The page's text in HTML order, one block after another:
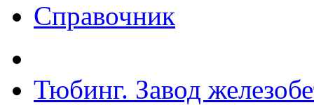
Справочник
Тюбинг. Завод